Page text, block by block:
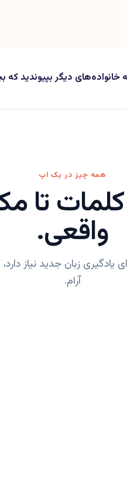
خانواده‌های دیگر بپیوندید
همه چیز در یک اپ
کلمات تا
واقعی.
یادگیری زبان جدید نیاز
آرام.